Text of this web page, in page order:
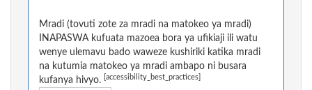
Mradi (tovuti zote za mradi na matokeo ya mradi)
INAPASWA kufuata mazoea bora ya ufikiaji ili watu
wenye ulemavu bado waweze kushiriki katika mradi
na kutumia matokeo ya mradi ambapo ni busara
kufanya hivyo.
[accessibility_best_practices]